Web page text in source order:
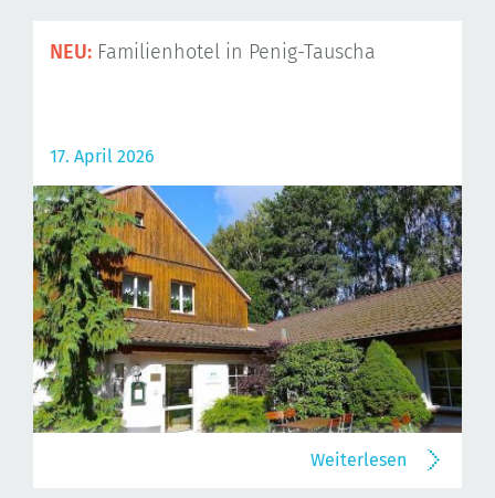
NEU: Familienhotel in Penig-Tauscha
17. April 2026
Weiterlesen